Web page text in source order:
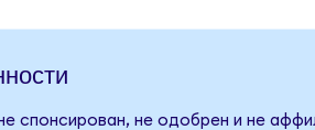
спонсирован, не одобрен и не